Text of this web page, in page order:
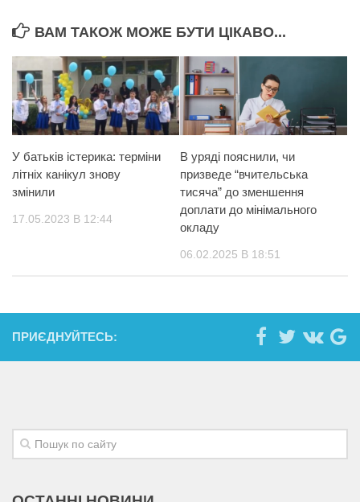
ВАМ ТАКОЖ МОЖЕ БУТИ ЦІКАВО...
У батьків істерика: терміни
літніх канікул знову
змінили
17.05.2023 В 12:44
В уряді пояснили, чи
призведе “вчительська
тисяча” до зменшення
доплати до мінімального
окладу
06.02.2025 В 18:51
ПРИЄДНУЙТЕСЬ: